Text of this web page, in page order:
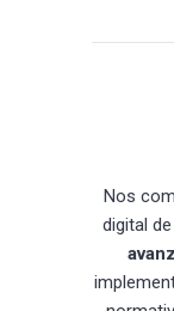
Nos
digital